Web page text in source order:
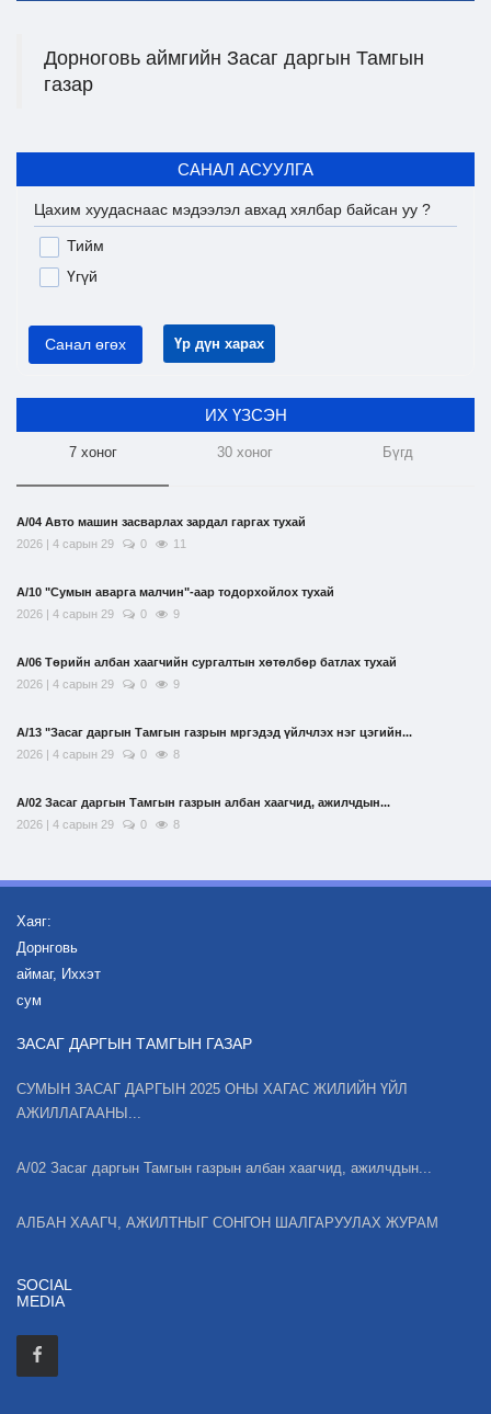
Дорноговь аймгийн Засаг даргын Тамгын
газар
САНАЛ АСУУЛГА
Цахим хуудаснаас мэдээлэл авхад хялбар байсан уу ?
Тийм
Үгүй
Санал өгөх Үр дүн харах
ИХ ҮЗСЭН
7 хоног 30 хоног Бүгд
А/04 Авто машин засварлах зардал гаргах тухай
2026 | 4 сарын 29
0 11
А/10 "Сумын аварга малчин"-аар тодорхойлох тухай
2026 | 4 сарын 29
0 9
А/06 Төрийн албан хаагчийн сургалтын хөтөлбөр батлах тухай
2026 | 4 сарын 29
0 9
А/13 "Засаг даргын Тамгын газрын мргэдэд үйлчлэх нэг цэгийн...
2026 | 4 сарын 29
0 8
А/02 Засаг даргын Тамгын газрын албан хаагчид, ажилчдын...
2026 | 4 сарын 29
0 8
Хаяг:
Дорнговь
аймаг, Иххэт
сум
ЗАСАГ ДАРГЫН ТАМГЫН ГАЗАР
СУМЫН ЗАСАГ ДАРГЫН 2025 ОНЫ ХАГАС ЖИЛИЙН ҮЙЛ
АЖИЛЛАГААНЫ...
А/02 Засаг даргын Тамгын газрын албан хаагчид, ажилчдын...
АЛБАН ХААГЧ, АЖИЛТНЫГ СОНГОН ШАЛГАРУУЛАХ ЖУРАМ
SOCIAL
MEDIA